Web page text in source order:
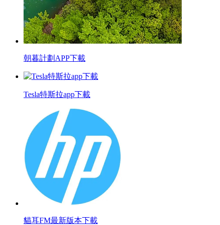
朝暮計劃APP下載
Tesla特斯拉app下載
貓耳FM最新版本下載